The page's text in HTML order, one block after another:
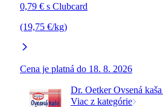
0,79 € s Clubcard
(19,75 €/kg)
Cena je platná do 18. 8. 2026
Dr. Oetker Ovsená
Viac z kategórie